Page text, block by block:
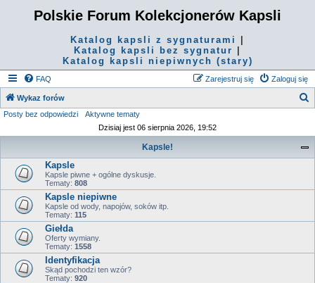
Polskie Forum Kolekcjonerów Kapsli
Katalog kapsli z sygnaturami
Katalog kapsli bez sygnatur
Katalog kapsli niepiwnych (stary)
FAQ Zaloguj się
Zarejestruj się
Wykaz forów
Posty bez odpowiedzi
Aktywne tematy
Dzisiaj jest 06 sierpnia 2026, 19:52
Kapsle!
Kapsle
Kapsle piwne + ogólne dyskusje.
Tematy: 808
Kapsle niepiwne
Kapsle od wody, napojów, soków itp.
Tematy: 115
Giełda
Oferty wymiany.
Tematy: 1558
Identyfikacja
Skąd pochodzi ten wzór?
Tematy: 920